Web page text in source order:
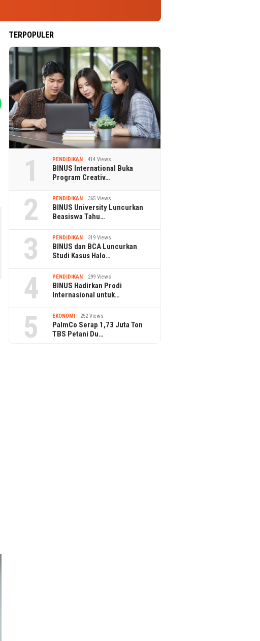
TERPOPULER
1 PENDIDIKAN 414 Views
BINUS International Buka
Program Creativ…
2 PENDIDIKAN 365 Views
BINUS University Luncurkan
Beasiswa Tahu…
3 PENDIDIKAN 319 Views
BINUS dan BCA Luncurkan
Studi Kasus Halo…
4 PENDIDIKAN 299 Views
BINUS Hadirkan Prodi
Internasional untuk…
5 EKONOMI 252 Views
PalmCo Serap 1,73 Juta Ton
TBS Petani Du…